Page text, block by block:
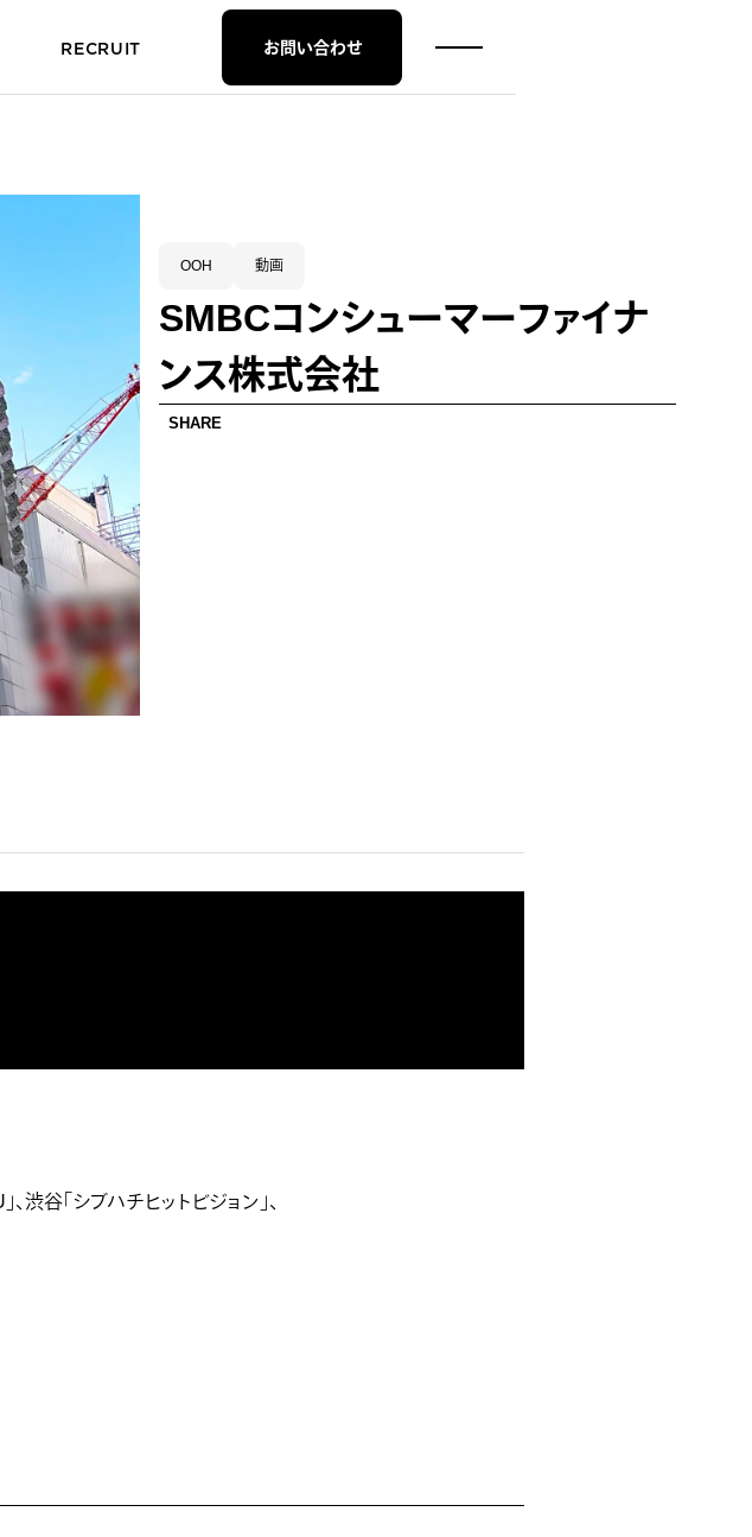
RECRUIT お問い合わせ
OOH 動画
SMBCコンシューマーファイナ
ンス株式会社
SHARE
谷「シブハチヒットビジョン」、